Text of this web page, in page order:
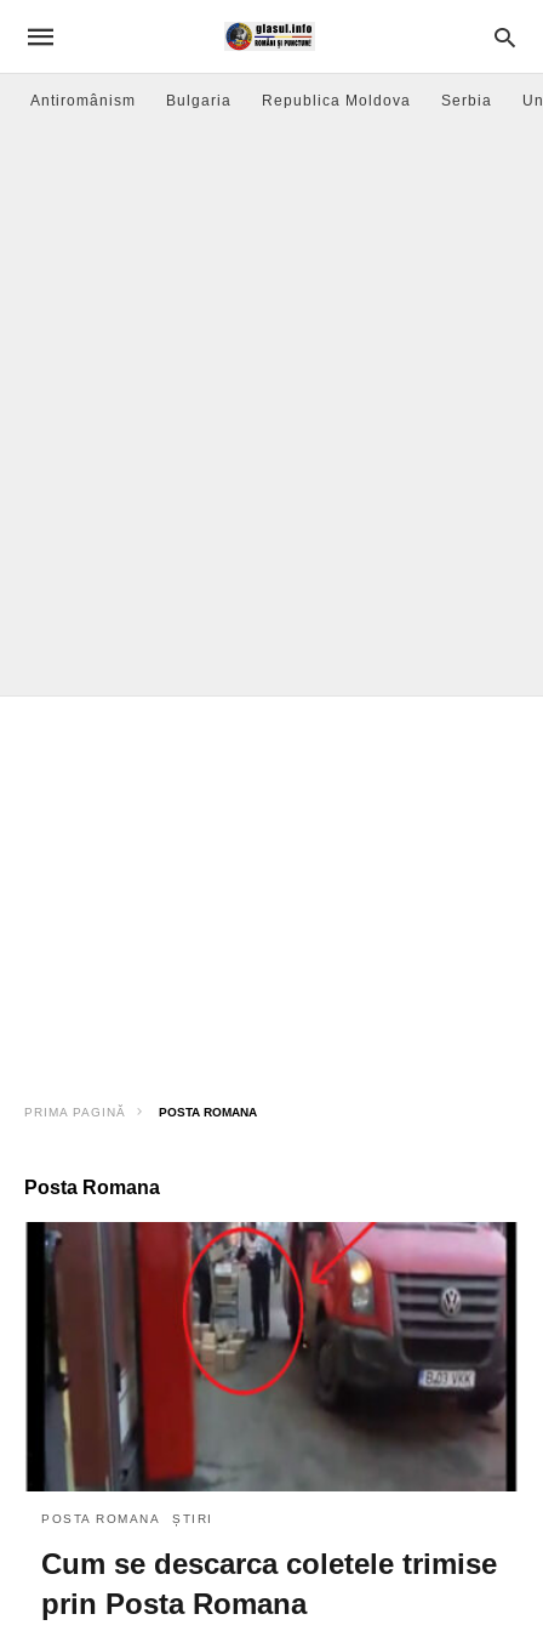
Antiromânism Bulgaria Republica Moldova Serbia
PRIMA PAGINĂ POSTA ROMANA
Posta Romana
POSTA ROMANA ȘTIRI
Cum se descarca coletele trimise
prin Posta Romana